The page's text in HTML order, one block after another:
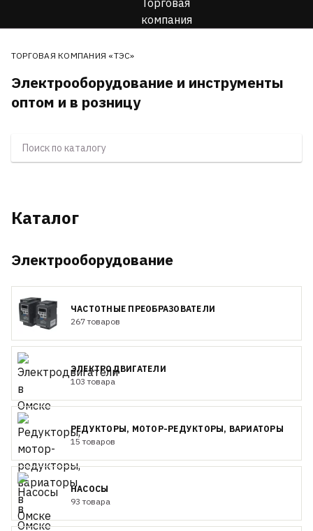
ТОРГОВАЯ КОМПАНИЯ «ТЭС»
Электрооборудование и инструменты
оптом и в розницу
Каталог
Электрооборудование
ЧАСТОТНЫЕ ПРЕОБРАЗОВАТЕЛИ
267 товаров
ЭЛЕКТРОДВИГАТЕЛИ
103 товара
РЕДУКТОРЫ, МОТОР-РЕДУКТОРЫ, ВАРИАТОРЫ
15 товаров
НАСОСЫ
93 товара